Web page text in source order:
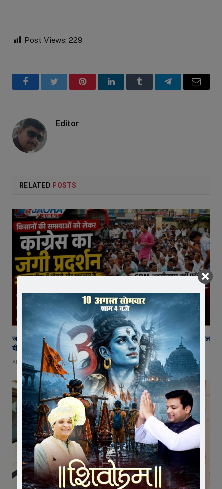
Post Views: 229
FacebookTwitter PinterestLinkedInTumblr TelegramEmail
Editor
RELATED POSTS
जावरा में किसानों और कांग्रेस का जंगी प्रदर्शन, राजस्व विभाग में भ्रष्टाचार और फसल
बीमा पर जताया आक्रोश
AUGUST 6, 2026